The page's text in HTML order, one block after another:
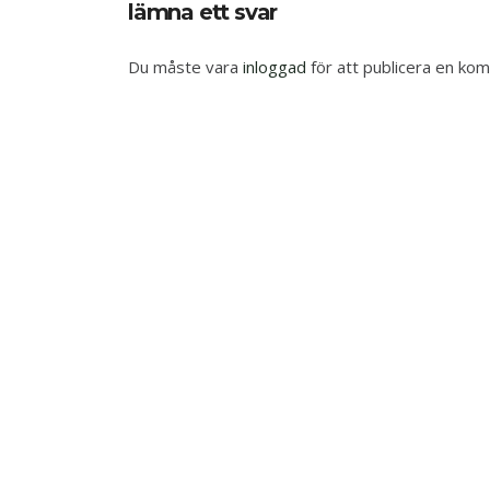
lämna ett svar
Du måste vara inloggad för att publicera en